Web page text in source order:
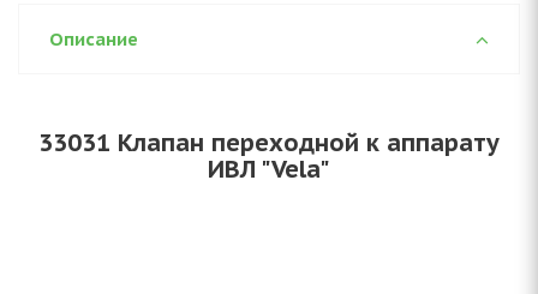
Описание
33031 Клапан переходной к аппарату
ИВЛ "Vela"